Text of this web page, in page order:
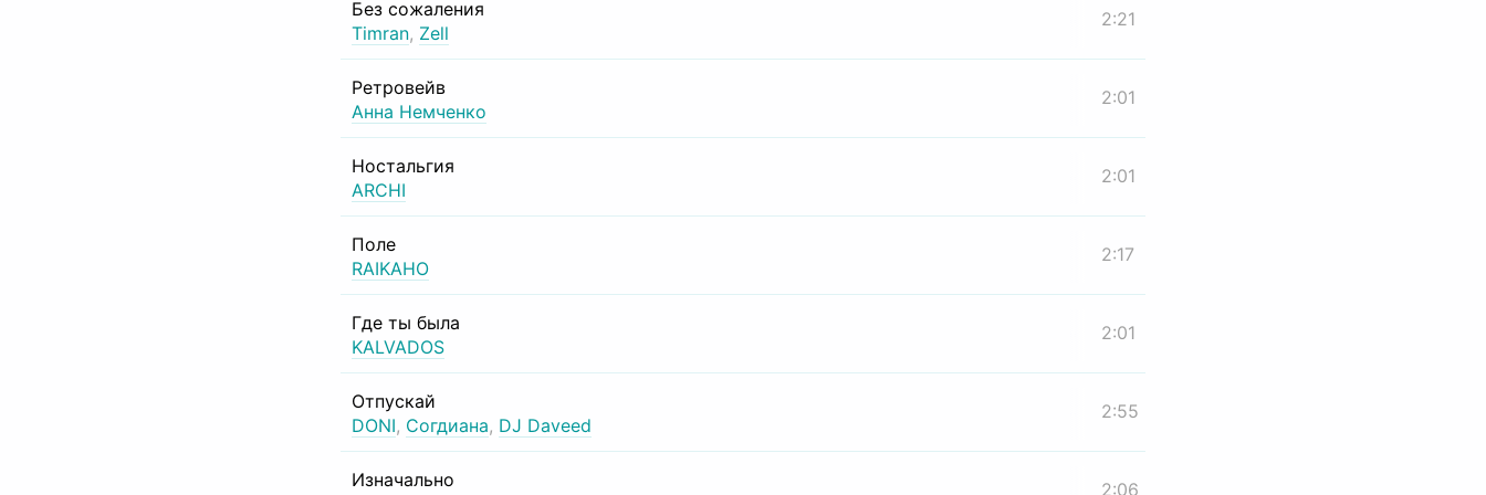
Без сожаления
Timran, Zell
2:21
Ретровейв
Анна Немченко
2:01
Ностальгия
ARCHI
2:01
Поле
RAIKAHO
2:17
Где ты была
KALVADOS
2:01
Отпускай
DONI, Согдиана, DJ Daveed
2:55
Изначально
2:06